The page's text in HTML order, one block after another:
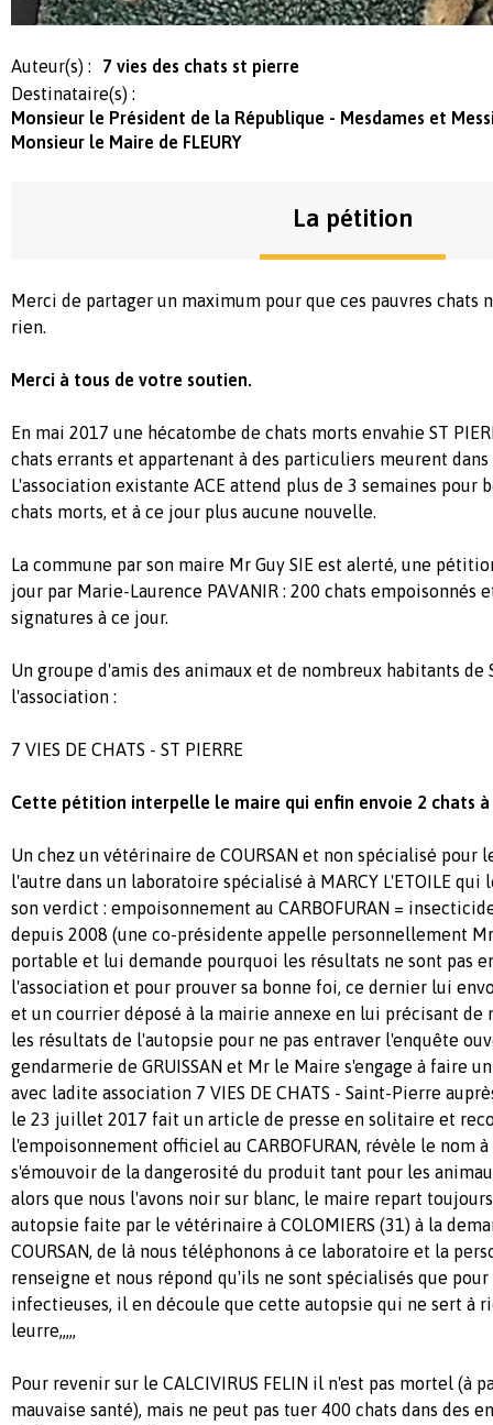
Auteur(s) :
7 vies des chats st pierre
Destinataire(s) :
Monsieur le Président de la République - Mesdames et
Monsieur le Maire de FLEURY
La pétition
Merci de partager un maximum pour que ces pauvres chats
rien.
Merci à tous de votre soutien.
En mai 2017 une hécatombe de chats morts envahie ST
chats errants et appartenant à des particuliers meurent dans
L'association existante ACE attend plus de 3 semaines pour
chats morts, et à ce jour plus aucune nouvelle.
La commune par son maire Mr Guy SIE est alerté, une
jour par Marie-Laurence PAVANIR : 200 chats empoisonnés
signatures à ce jour.
Un groupe d'amis des animaux et de nombreux habitants de
l'association :
7 VIES DE CHATS - ST PIERRE
Cette pétition interpelle le maire qui enfin envoie 2 chats
Un chez un vétérinaire de COURSAN et non spécialisé pour
l'autre dans un laboratoire spécialisé à MARCY L'ETOILE qui
son verdict : empoisonnement au CARBOFURAN =
depuis 2008 (une co-présidente appelle personnellement
portable et lui demande pourquoi les résultats ne sont pas
l'association et pour prouver sa bonne foi, ce dernier lui
et un courrier déposé à la mairie annexe en lui précisant de
les résultats de l'autopsie pour ne pas entraver l'enquête
gendarmerie de GRUISSAN et Mr le Maire s'engage à faire
avec ladite association 7 VIES DE CHATS - Saint-Pierre
le 23 juillet 2017 fait un article de presse en solitaire et
l'empoisonnement officiel au CARBOFURAN, révèle le nom
s'émouvoir de la dangerosité du produit tant pour les
alors que nous l'avons noir sur blanc, le maire repart toujours
autopsie faite par le vétérinaire à COLOMIERS (31) à la
COURSAN, de là nous téléphonons à ce laboratoire et la
renseigne et nous répond qu'ils ne sont spécialisés que
infectieuses, il en découle que cette autopsie qui ne sert à
leurre,,,,,
Pour revenir sur le CALCIVIRUS FELIN il n'est pas mortel (à
mauvaise santé), mais ne peut pas tuer 400 chats dans des